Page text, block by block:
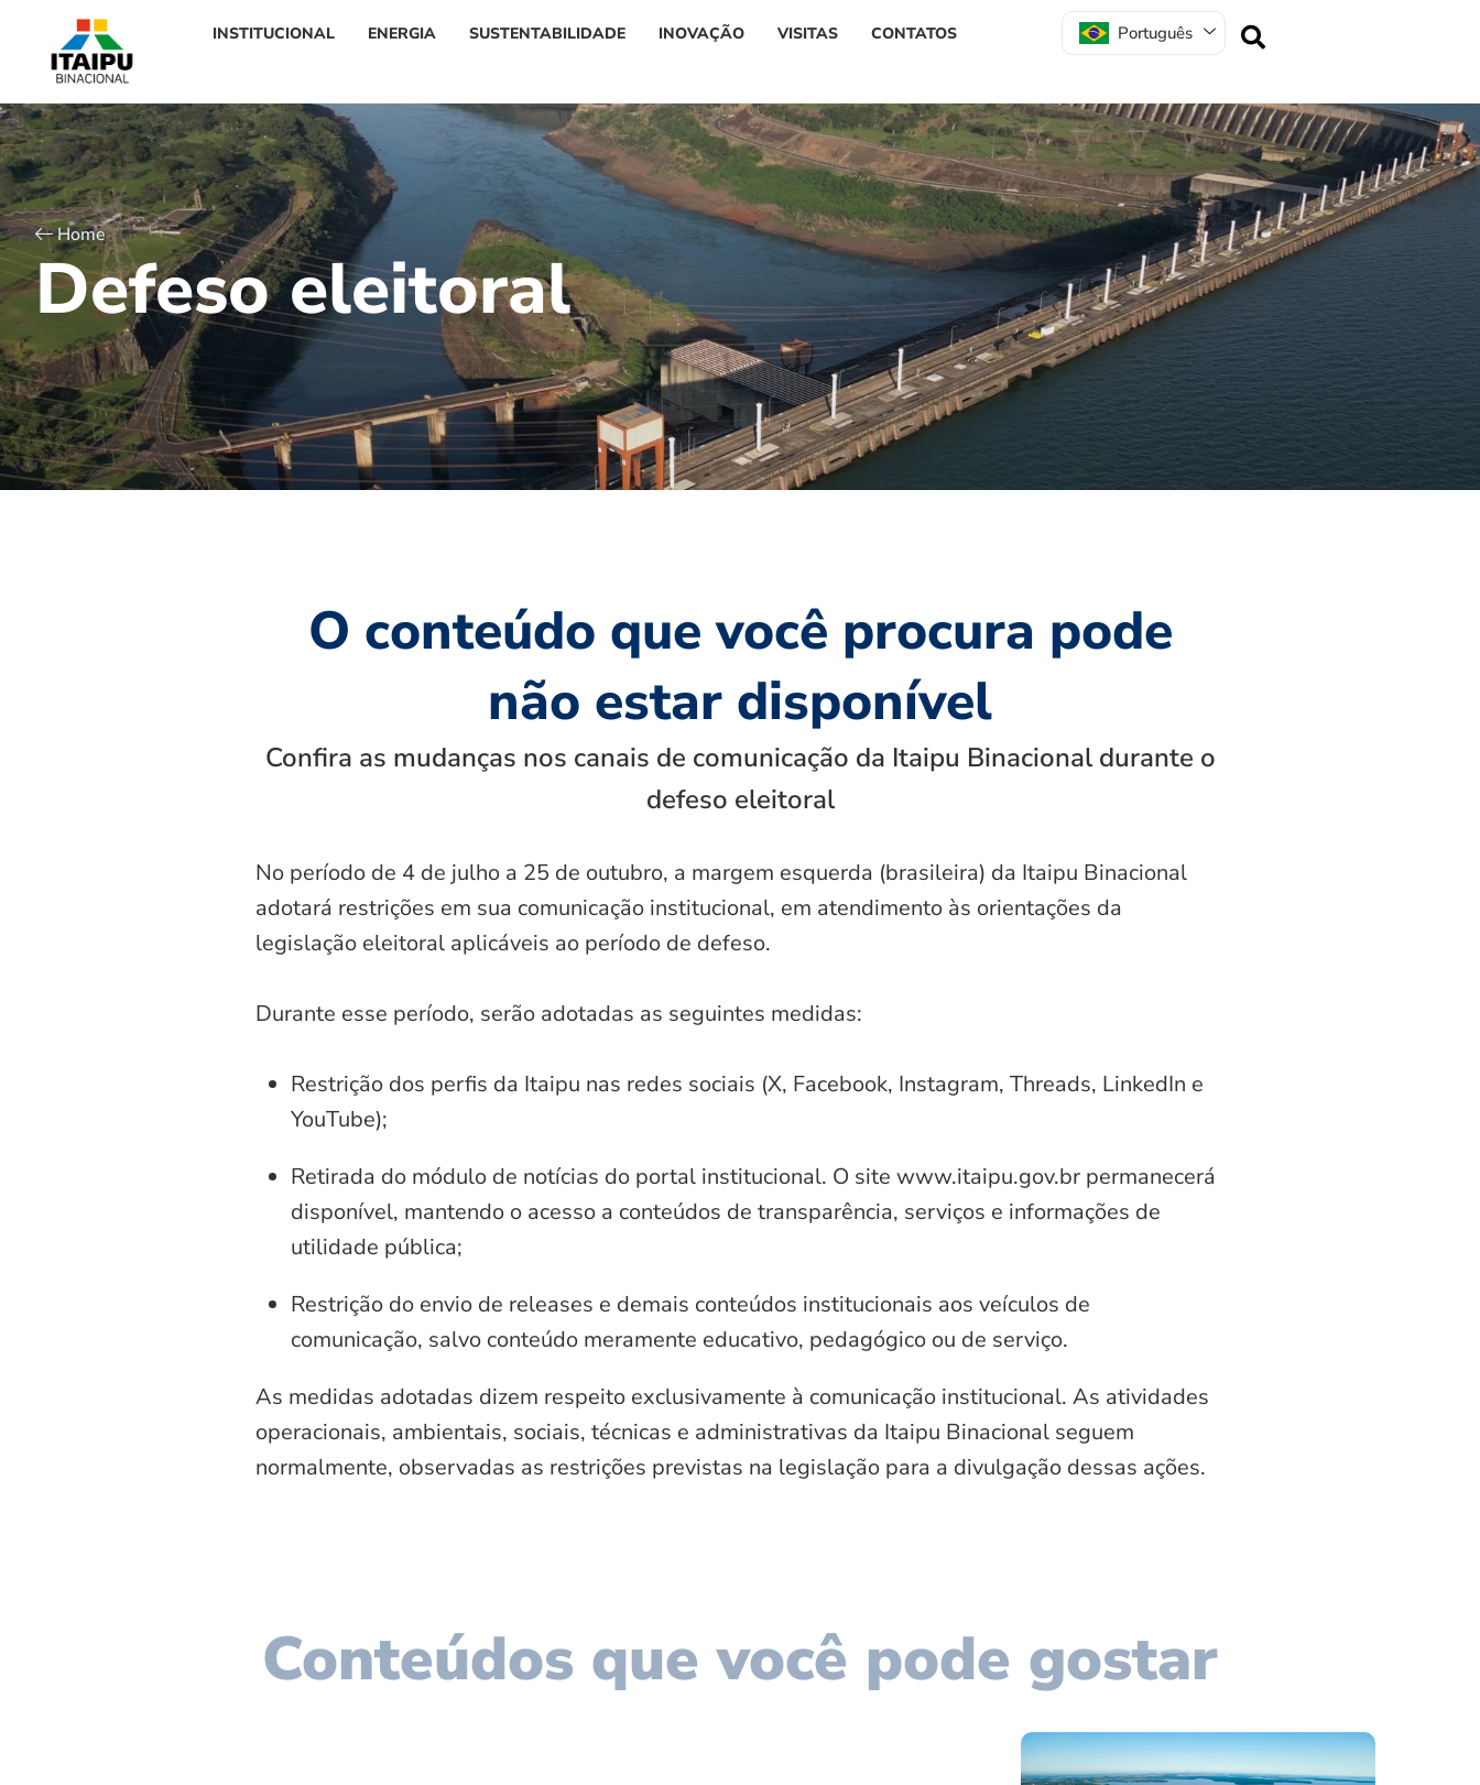
INSTITUCIONAL ENERGIA SUSTENTABILIDADE INOVAÇÃO VISITAS CONTATOS Português
Home
Defeso eleitoral
O conteúdo que você procura pode
não estar disponível
Confira as mudanças nos canais de comunicação da Itaipu Binacional durante o
defeso eleitoral
No período de 4 de julho a 25 de outubro, a margem esquerda (brasileira) da Itaipu Binacional
adotará restrições em sua comunicação institucional, em atendimento às orientações da
legislação eleitoral aplicáveis ao período de defeso.
Durante esse período, serão adotadas as seguintes medidas:
Restrição dos perfis da Itaipu nas redes sociais (X, Facebook, Instagram, Threads, LinkedIn e
YouTube);
Retirada do módulo de notícias do portal institucional. O site www.itaipu.gov.br permanecerá
disponível, mantendo o acesso a conteúdos de transparência, serviços e informações de
utilidade pública;
Restrição do envio de releases e demais conteúdos institucionais aos veículos de
comunicação, salvo conteúdo meramente educativo, pedagógico ou de serviço.
As medidas adotadas dizem respeito exclusivamente à comunicação institucional. As atividades
operacionais, ambientais, sociais, técnicas e administrativas da Itaipu Binacional seguem
normalmente, observadas as restrições previstas na legislação para a divulgação dessas ações.
Conteúdos que você pode gostar